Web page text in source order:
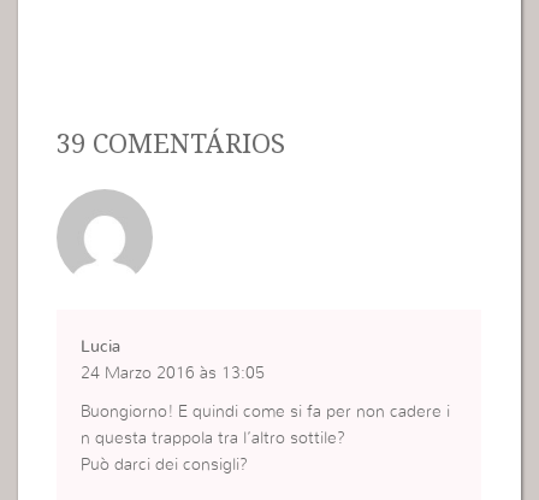
39 COMENTÁRIOS
Lucia
24 Marzo 2016 às 13:05
Buongiorno! E quindi come si fa per non cadere i
n questa trappola tra l’altro sottile?
Può darci dei consigli?